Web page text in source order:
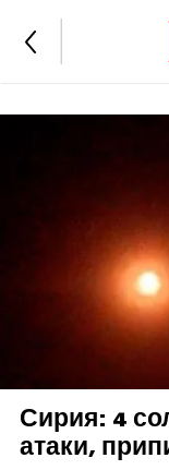
Сирия: 4
атаки,